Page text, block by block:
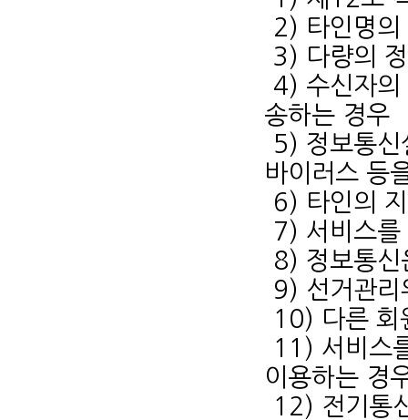
2) 타인명의
3) 다량의
4) 수신자의
송하는 경우
5) 정보통신
바이러스 등
6) 타인의
7) 서비스를
8) 정보통신
9) 선거관리
10) 다른 회
11) 서비스
이용하는 경
12) 전기통